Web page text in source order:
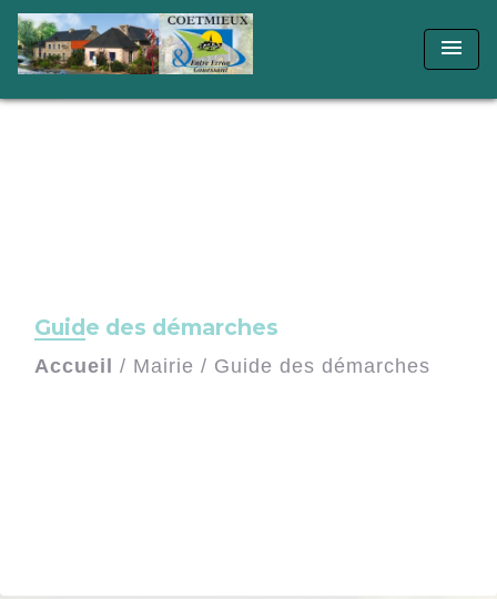
menu
Guide des démarches
Accueil / Mairie / Guide des démarches